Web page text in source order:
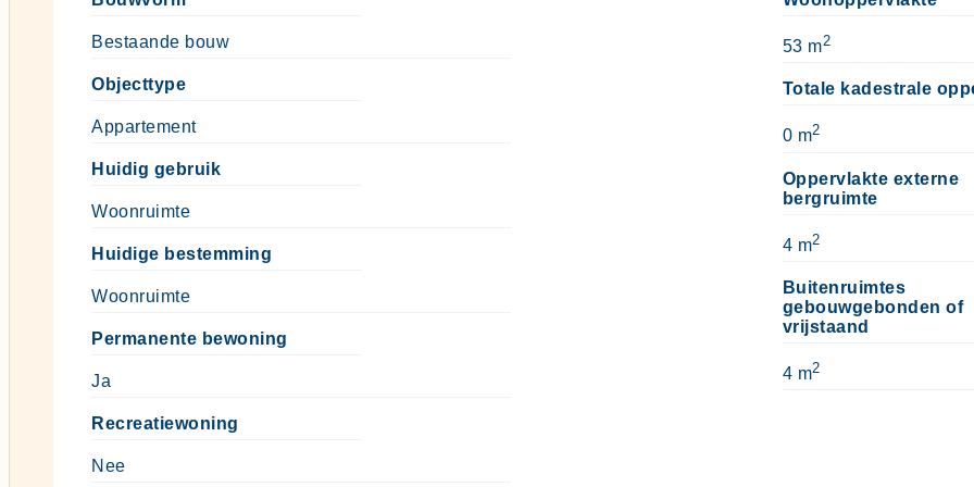
Bestaande bouw
Objecttype
Appartement
Huidig gebruik
Woonruimte
Huidige bestemming
Woonruimte
Permanente bewoning
Ja
Recreatiewoning
Nee
53 m2
Totale kadestrale
0 m2
Oppervlakte externe
bergruimte
4 m2
Buitenruimtes
gebouwgebonden of
vrijstaand
4 m2